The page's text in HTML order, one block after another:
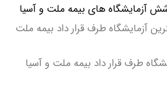
های بیمه ملت و آسیا
طرف قرار داد بیمه ملت
قرار داد بیمه ملت و آسیا